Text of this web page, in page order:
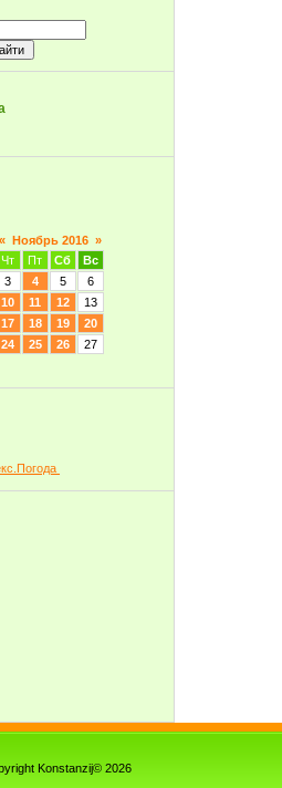
« Ноябрь 2016 »
Чт Пт Сб
Вс
3 4 5
6
10 11 12
13
17 18 19
20
24 25 26
27
Konstanzij© 2026